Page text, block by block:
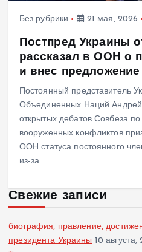
Без рубрики 21 мая, 2026
Постпред Украины
рассказал в ООН о
и внес
Постоянный представитель
Объединенных Наций
открытых дебатов Совбеза
вооруженных конфликтов
ООН статуса постоянного
из-за…
Свежие записи
биография, правление,
президента Украины 10 августа,